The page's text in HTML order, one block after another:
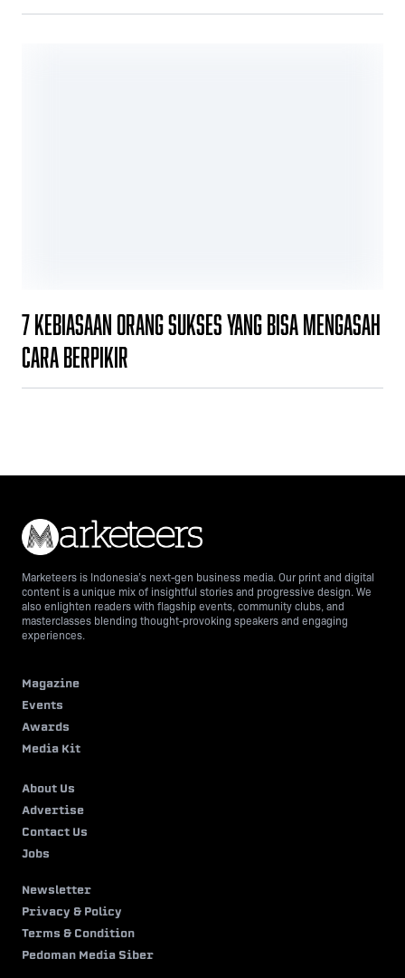
7 Kebiasaan Orang Sukses yang Bisa Mengasah
Cara Berpikir
Marketeers is Indonesia’s next-gen business media. Our print and digital
content is a unique mix of insightful stories and progressive design. We
also enlighten readers with flagship events, community clubs, and
masterclasses blending thought-provoking speakers and engaging
experiences.
Magazine
Events
Awards
Media Kit
About Us
Advertise
Contact Us
Jobs
Newsletter
Privacy & Policy
Terms & Condition
Pedoman Media Siber